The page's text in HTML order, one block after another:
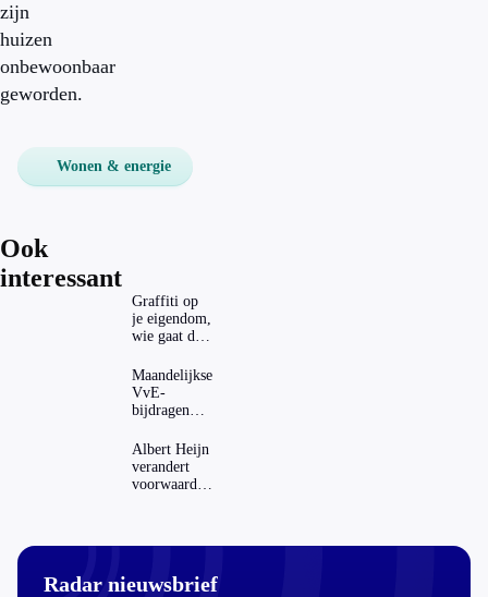
zijn
huizen
onbewoonbaar
geworden.
Wonen & energie
Ook
interessant
Graffiti op
je eigendom,
wie gaat dat
Maandelijkse
VvE-
bijdragen
dat invloed
op je
hypotheek?
Albert Heijn
verandert
voorwaarden
Radar nieuwsbrief